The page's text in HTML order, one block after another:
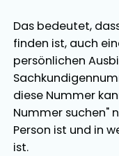
Das bedeutet,
finden ist, auch
persönlichen
diese Nummer
Nummer suchen"
Person ist und in
ist.